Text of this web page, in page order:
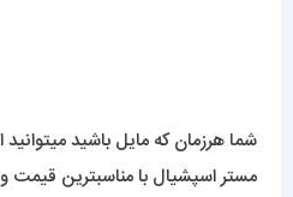
شما هرزمان که مایل باشید میتوانید
مستر اسپشیال با مناسبترین قیمت